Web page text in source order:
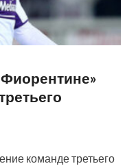
команде третьего